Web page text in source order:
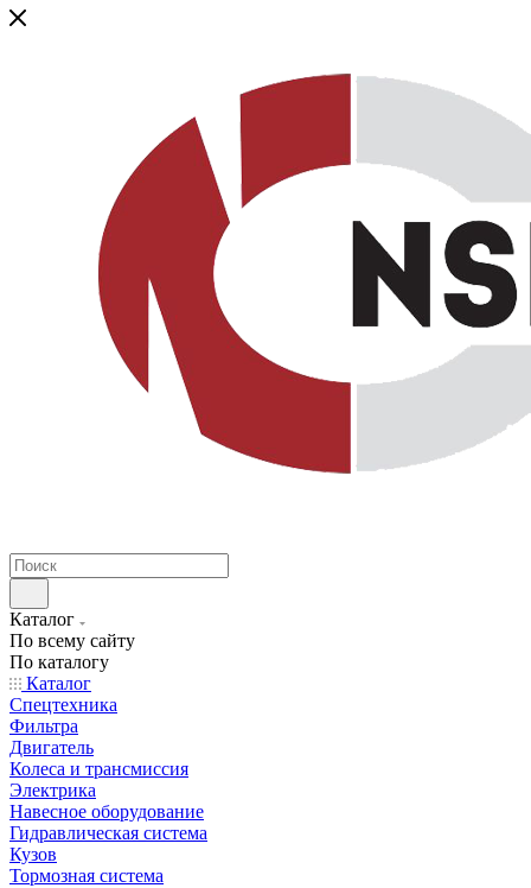
Каталог
По всему сайту
По каталогу
Каталог
Спецтехника
Фильтра
Двигатель
Колеса и трансмиссия
Электрика
Навесное оборудование
Гидравлическая система
Кузов
Тормозная система